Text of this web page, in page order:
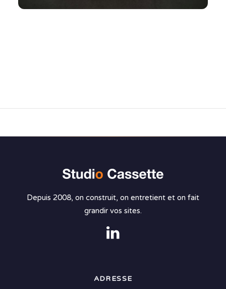
Depuis 2008, on construit, on entretient et on fait
grandir vos sites.
ADRESSE